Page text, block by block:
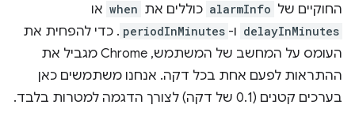
החוקיים של alarmInfo כוללים את when או
delayInMinutes ו- periodInMinutes . כדי להפחית את
העומס על המחשב של המשתמש, Chrome מגביל את
ההתראות לפעם אחת בכל דקה. אנחנו משתמשים כאן
בערכים קטנים (0.1 של דקה) לצורך הדגמה למטרות בלבד.